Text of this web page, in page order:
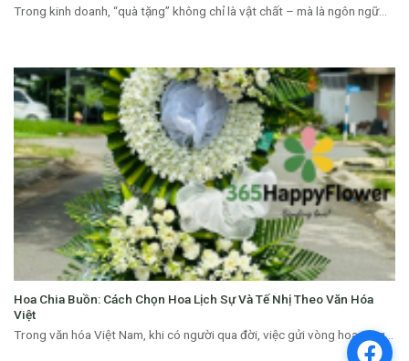
Trong kinh doanh, “quà tặng” không chỉ là vật chất – mà là ngôn ngữ...
Hoa Chia Buồn: Cách Chọn Hoa Lịch Sự Và Tế Nhị Theo Văn Hóa
Việt
Trong văn hóa Việt Nam, khi có người qua đời, việc gửi vòng hoa tang...